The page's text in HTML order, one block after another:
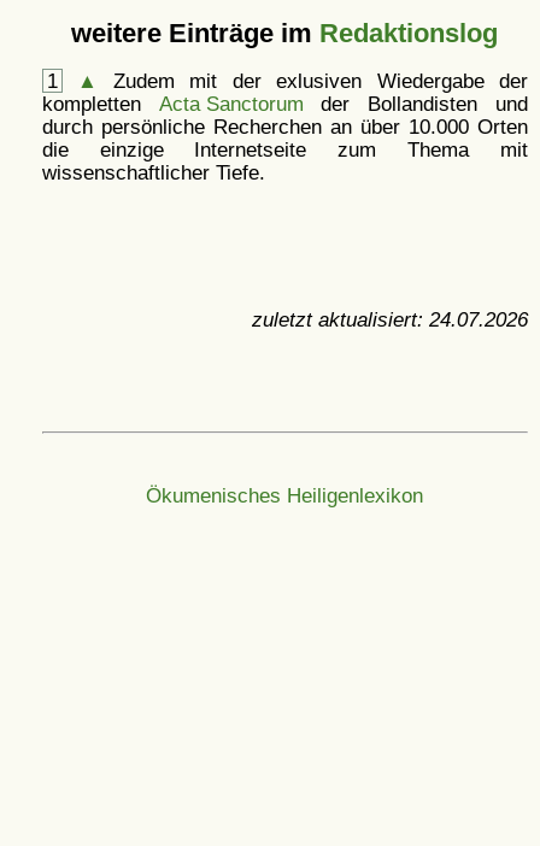
weitere Einträge im Redaktionslog
1 ▲
Zudem mit der exlusiven Wiedergabe der
kompletten Acta Sanctorum der Bollandisten und
durch persönliche Recherchen an über 10.000 Orten
die einzige Internetseite zum Thema mit
wissenschaftlicher Tiefe.
zuletzt aktualisiert: 24.07.2026
Ökumenisches Heiligenlexikon